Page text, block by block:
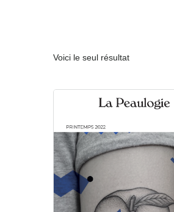
Voici le seul résultat